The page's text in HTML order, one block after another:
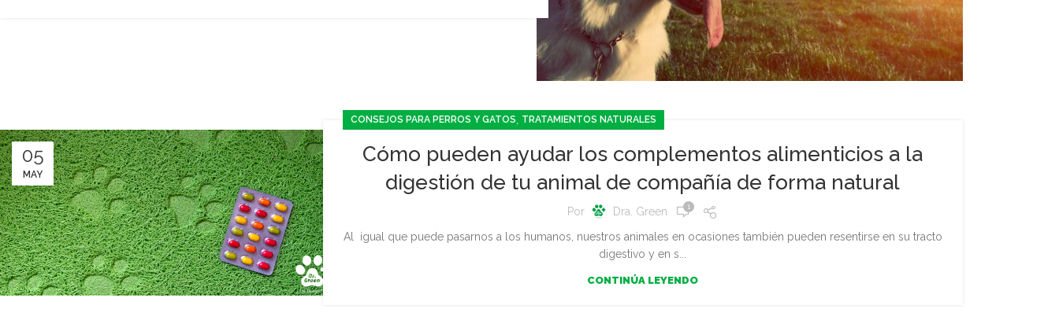
05
MAY
CONSEJOS PARA PERROS Y GATOS TRATAMIENTOS NATURALES
Cómo pueden ayudar los complementos alimenticios a la
digestión de tu animal de compañía de forma natural
Por Dra. Green 1
Al igual que puede pasarnos a los humanos, nuestros animales en ocasiones también pueden resentirse en su tracto
digestivo y en s...
CONTINÚA LEYENDO